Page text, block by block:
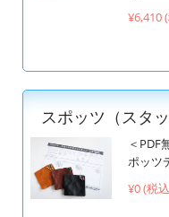
¥6,410
スポッツ（スタ
＜PDF
ポッツ
¥0 (税